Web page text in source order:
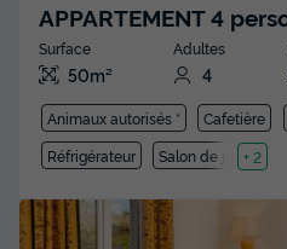
APPARTEMENT 4
Surface
50m²
Adultes
4
Animaux autorisés * Cafetière
Réfrigérateur
Salon de jardin
+ 2